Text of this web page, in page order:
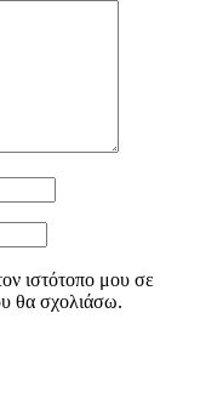
ιστότοπο μου σε
θα σχολιάσω.